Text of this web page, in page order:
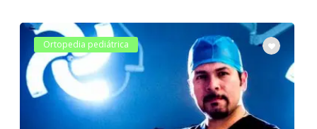
Ortopedia pediátrica